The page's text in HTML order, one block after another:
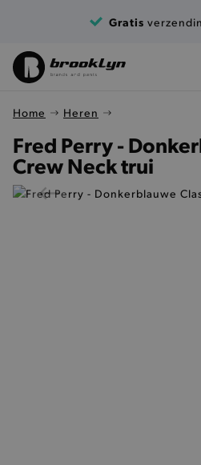
Gratis
Home Heren
Fred Perry -
Crew Neck trui